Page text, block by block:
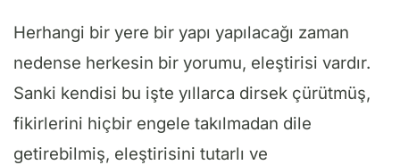
Herhangi bir yere bir yapı yapılacağı zaman
nedense herkesin bir yorumu, eleştirisi vardır.
Sanki kendisi bu işte yıllarca dirsek çürütmüş,
fikirlerini hiçbir engele takılmadan dile
getirebilmiş, eleştirisini tutarlı ve